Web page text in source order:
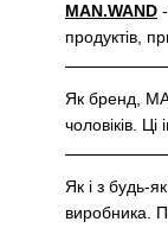
MAN.WAND
продуктів,
Як бренд,
чоловіків.
Як і з будь-
виробника.